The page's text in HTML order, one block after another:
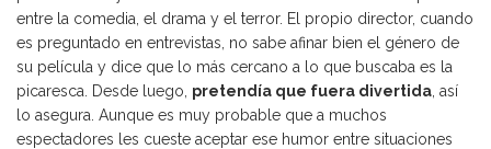
entre la comedia, el drama y el terror. El propio director, cuando
es preguntado en entrevistas, no sabe afinar bien el género de
su película y dice que lo más cercano a lo que buscaba es la
picaresca. Desde luego, pretendía que fuera divertida , así
lo asegura. Aunque es muy probable que a muchos
espectadores les cueste aceptar ese humor entre situaciones